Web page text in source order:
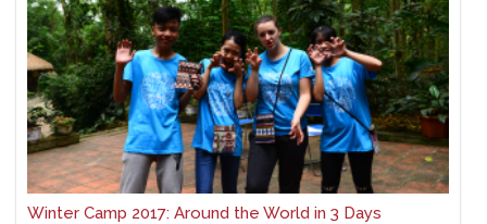
Winter Camp 2017: Around the World in 3 Days